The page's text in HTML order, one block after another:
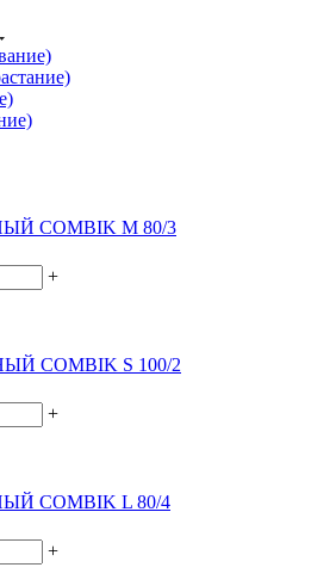
COMBIK M 80/3
+
COMBIK S 100/2
+
COMBIK L 80/4
+